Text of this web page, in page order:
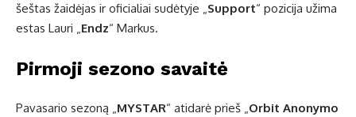
šeštas žaidėjas ir oficialiai sudėtyje „Support“ pozicija užima
estas Lauri „Endz“ Markus.
Pirmoji sezono savaitė
Pavasario sezoną „MYSTAR“ atidarė prieš „Orbit Anonymo